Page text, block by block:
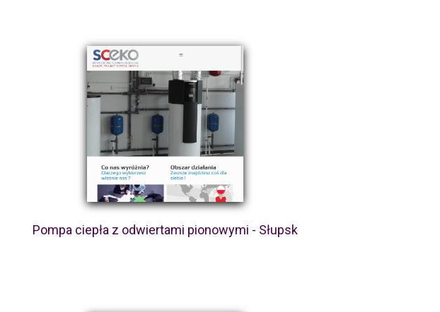
Pompa ciepła z odwiertami pionowymi - Słupsk